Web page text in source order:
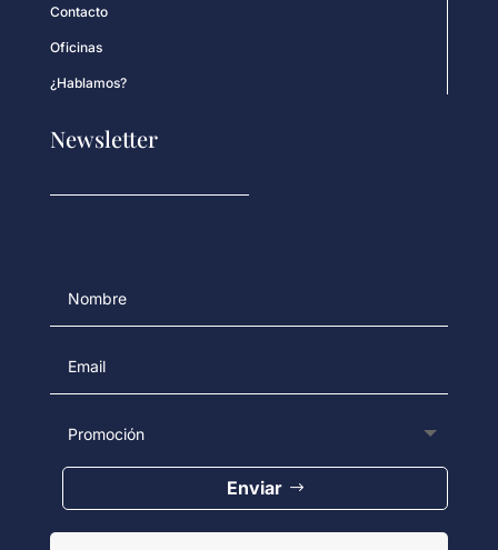
Contacto
Oficinas
¿Hablamos?
Newsletter
Enviar